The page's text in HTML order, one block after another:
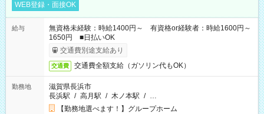
WEB登録・面接OK
給与
無資格未経験：時給1400円～ 有資格or経験者：時給1600円～
1650円 ■日払いOK
交通費別途支給あり
交通費 交通費全額支給（ガソリン代もOK）
勤務地
滋賀県長浜市
長浜駅 / 高月駅 / 木ノ本駅 / …
【勤務地選べます！】グループホーム